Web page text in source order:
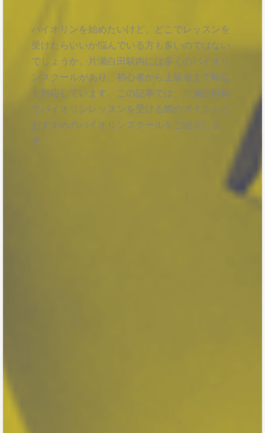
バイオリンを始めたいけど、どこでレッスンを
受けたらいいか悩んでいる方も多いのではない
でしょうか。片瀬白田駅内には多くのバイオリ
ンスクールがあり、初心者から上級者まで幅広
く対応しています。この記事では、片瀬白田駅
でバイオリンレッスンを受ける際のポイントと
おすすめのバイオリンスクールをご紹介しま
す。